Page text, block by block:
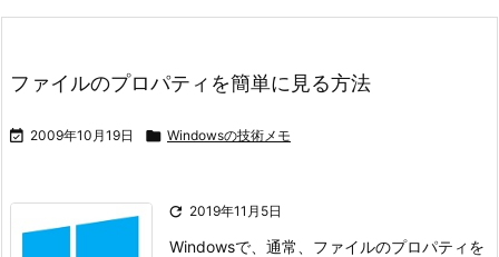
ファイルのプロパティを簡単に見る方法
 2009年10月19日  Windowsの技術メモ
 2019年11月5日
Windowsで、通常、ファイルのプロパティを